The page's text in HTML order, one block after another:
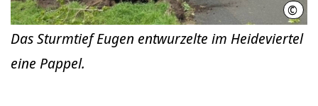
©
Das Sturmtief Eugen entwurzelte im Heideviertel
eine Pappel.